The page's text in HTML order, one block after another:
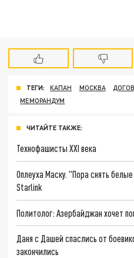
ТЕГИ: КАПАН МОСКВА
МЕМОРАНДУМ
ЧИТАЙТЕ ТАКЖЕ:
Технофашисты XXI века
Оплеуха Маску. "Пора снять
Starlink
Политолог: Азербайджан хочет
Даня с Дашей спаслись от
закончились